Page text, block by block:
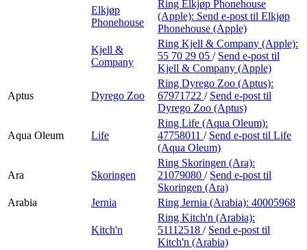
Elkjøp
Phonehouse
Ring Elkjøp Phonehouse
(Apple): Send e-post til Elkjøp
Phonehouse (Apple)
Kjell &
Company
Ring Kjell & Company (Apple):
55 70 29 05 / Send e-post til
Kjell & Company (Apple)
Aptus Dyrego Zoo
Ring Dyrego Zoo (Aptus):
67971722 / Send e-post til
Dyrego Zoo (Aptus)
Aqua Oleum Life
Ring Life (Aqua Oleum):
47758011 / Send e-post til Life
(Aqua Oleum)
Ara Skoringen
Ring Skoringen (Ara):
21079080 / Send e-post til
Skoringen (Ara)
Arabia
Jernia Ring Jernia (Arabia): 40005968
Kitch'n
Ring Kitch'n (Arabia):
51112518 / Send e-post til
Kitch'n (Arabia)